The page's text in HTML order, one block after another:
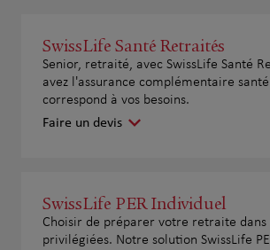
SwissLife Santé Retraités
Senior, retraité, avec SwissLife Santé
avez l'assurance complémentaire
correspond à vos besoins.
Faire un devis
SwissLife PER Individuel
Choisir de préparer votre retraite dans
privilégiées. Notre solution SwissLife